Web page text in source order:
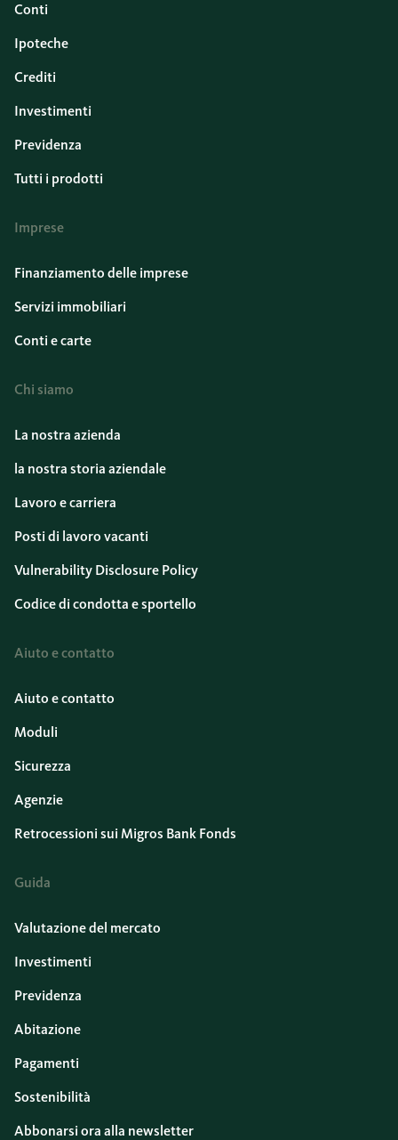
Conti
Ipoteche
Crediti
Investimenti
Previdenza
Tutti i prodotti
Imprese
Finanziamento delle imprese
Servizi immobiliari
Conti e carte
Chi siamo
La nostra azienda
la nostra storia aziendale
Lavoro e carriera
Posti di lavoro vacanti
Vulnerability Disclosure Policy
Codice di condotta e sportello
Aiuto e contatto
Aiuto e contatto
Moduli
Sicurezza
Agenzie
Retrocessioni sui Migros Bank Fonds
Guida
Valutazione del mercato
Investimenti
Previdenza
Abitazione
Pagamenti
Sostenibilità
Abbonarsi ora alla newsletter